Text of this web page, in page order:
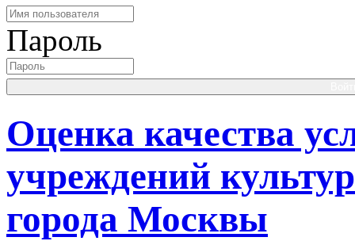
Пароль
Оценка качества
учреждений
города Москвы